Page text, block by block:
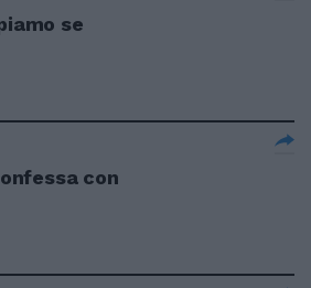
se
con